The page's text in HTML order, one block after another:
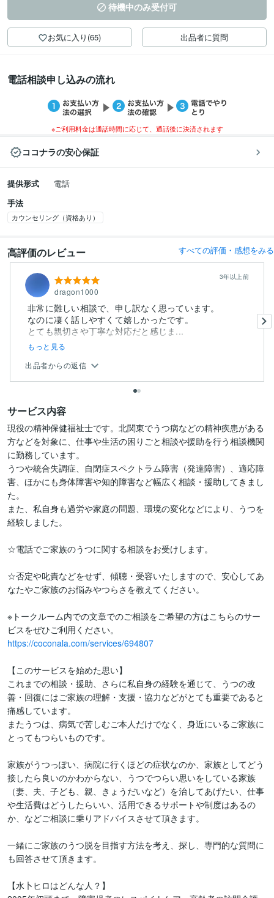
待機中のみ受付可
お気に入り(65) 出品者に質問
電話相談申し込みの流れ
※ご利用料金は通話時間に応じて、通話後に決済されます
ココナラの安心保証
提供形式
電話
手法
カウンセリング（資格あり）
高評価のレビュー すべての評価・感想をみる
dragon1000
3年以上前
非常に難しい相談で、申し訳なく思っています。
なのに凄く話しやすくて嬉しかったです。
とても親切さや丁寧な対応だと感じま...
もっと見る
出品者からの返信
サービス内容
現役の精神保健福祉士です。北関東でうつ病などの精神疾患がある
方などを対象に、仕事や生活の困りごと相談や援助を行う相談機関
に勤務しています。
うつや統合失調症、自閉症スペクトラム障害（発達障害）、適応障
害、ほかにも身体障害や知的障害など幅広く相談・援助してきまし
た。
また、私自身も過労や家庭の問題、環境の変化などにより、うつを
経験しました。
☆電話でご家族のうつに関する相談をお受けします。
☆否定や叱責などをせず、傾聴・受容いたしますので、安心してあ
なたやご家族のお悩みやつらさを教えてください。
※トークルーム内での文章でのご相談をご希望の方はこちらのサー
https://coconala.com/services/694807
【このサービスを始めた思い】
これまでの相談・援助、さらに私自身の経験を通じて、うつの改
善・回復にはご家族の理解・支援・協力などがとても重要であると
痛感しています。
またうつは、病気で苦しむご本人だけでなく、身近にいるご家族に
とってもつらいものです。
家族がうつっぽい、病院に行くほどの症状なのか、家族としてどう
接したら良いのかわからない、うつでつらい思いをしている家族
（妻、夫、子ども、親、きょうだいなど）を治してあげたい、仕事
や生活費はどうしたらいい、活用できるサポートや制度はあるの
か、などご相談に乗りアドバイスさせて頂きます。
一緒にご家族のうつ脱を目指す方法を考え、探し、専門的な質問に
も回答させて頂きます。
【水卜ヒロはどんな人？】